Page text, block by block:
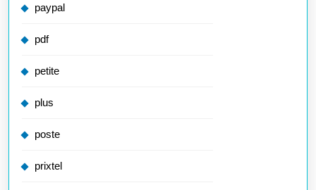
paypal
pdf
petite
plus
poste
prixtel